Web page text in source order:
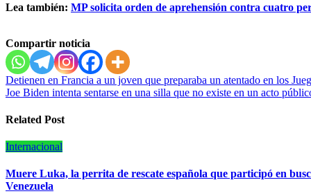
Lea también: MP solicita orden de aprehensión contra cuatro
Compartir noticia
Navegación
de
entradas
Detienen en Francia a un joven que preparaba un atentado en los
Joe Biden intenta sentarse en una silla que no existe en un acto
Related Post
Internacional
Muere Luka, la perrita de rescate española que participó en
Venezuela